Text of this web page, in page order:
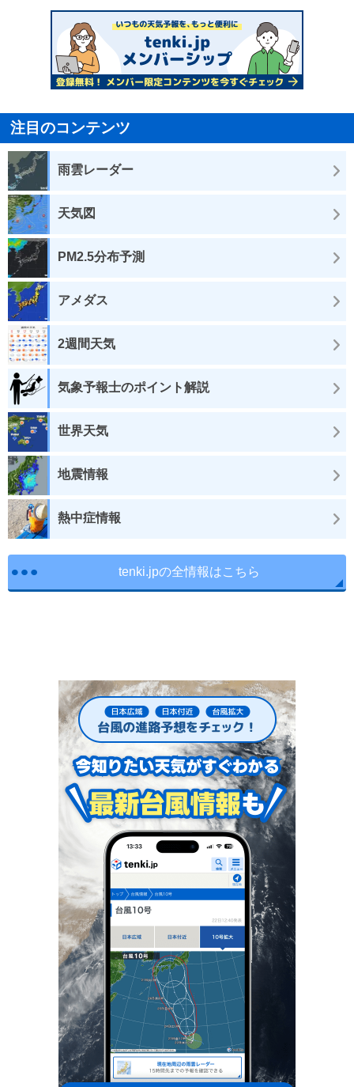
注目のコンテンツ
雨雲レーダー
天気図
PM2.5分布予測
アメダス
2週間天気
気象予報士のポイント解説
世界天気
地震情報
熱中症情報
tenki.jpの全情報はこちら